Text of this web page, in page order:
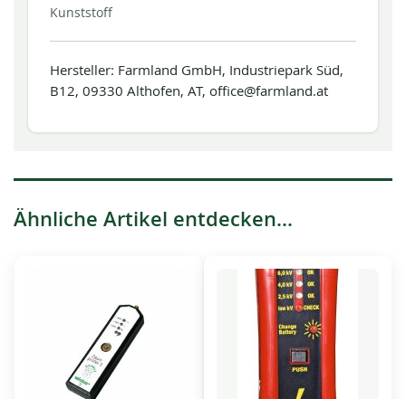
Kunststoff
Hersteller: Farmland GmbH, Industriepark Süd,
B12, 09330 Althofen, AT, office@farmland.at
Ähnliche Artikel entdecken...